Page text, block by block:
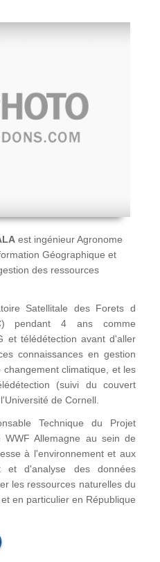
est ingénieur Agronome
Géographique et
des ressources
Satellitale des Forets d
pendant 4 ans comme
et télédétection avant d'aller
connaissances en gestion
climatique, et les
(suivi du couvert
de Cornell.
Technique du Projet
Allemagne au sein de
à l'environnement et aux
et d'analyse des données
les ressources naturelles du
en particulier en République